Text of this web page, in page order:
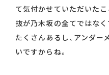
て気付かせていただいた
抜が乃木坂の全てではな
たくさんあるし、アンダー
いですからね。